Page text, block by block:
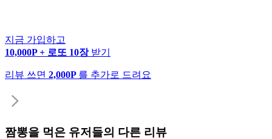
지금 가입하고
10,000P + 로또 10장 받기
리뷰 쓰면 2,000P 를 추가로 드려요
짬뽕을 먹은 유저들의 다른 리뷰